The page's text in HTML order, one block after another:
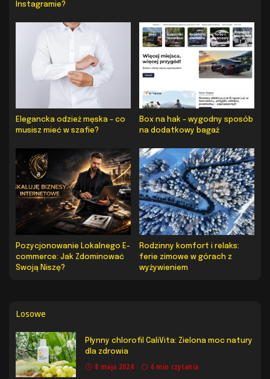
Instagramie?
Elegancka odzież męska – co
musisz mieć w szafie?
Box na hak – wygodny sposób
na dodatkowy bagaż
Pozycjonowanie Lokalnego E-
commerce: Jak Zdominować
Swoją Niszę?
Rodzinny komfort i relaks:
ferie zimowe w górach z
wyżywieniem
Losowe
Płynny chlorofil CaliVita: Zielona moc natury
dla zdrowia
8 maja 2024 6 min czytania